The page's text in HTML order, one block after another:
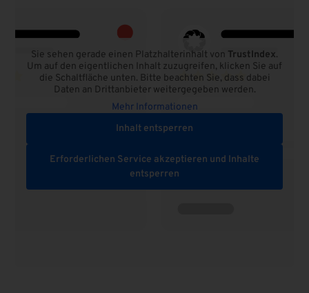
Sie sehen gerade einen Platzhalterinhalt von TrustIndex.
Um auf den eigentlichen Inhalt zuzugreifen, klicken Sie auf
die Schaltfläche unten. Bitte beachten Sie, dass dabei
Daten an Drittanbieter weitergegeben werden.
Mehr Informationen
Inhalt entsperren
Erforderlichen Service akzeptieren und Inhalte
entsperren